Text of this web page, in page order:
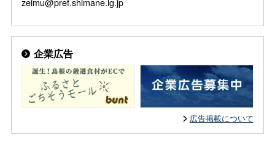
企業広告
広告掲載について